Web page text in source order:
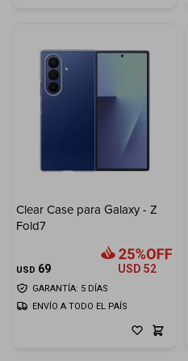
Clear Case para Galaxy - Z
Fold7
USD 69 USD 52
GARANTÍA: 5 DÍAS
ENVÍO A TODO EL PAÍS